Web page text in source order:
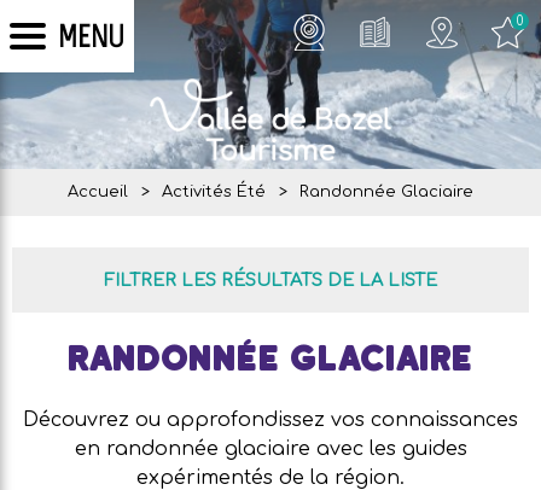
MENU 0
Accueil > Activités Été > Randonnée Glaciaire
FILTRER LES RÉSULTATS DE LA LISTE
Randonnée Glaciaire
Découvrez ou approfondissez vos connaissances
en randonnée glaciaire avec les guides
expérimentés de la région.